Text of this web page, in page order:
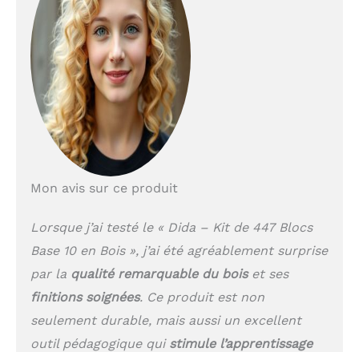
différente, facilitant la
compréhension des
concepts
mathématiques pour
des classes entières
d'élèves 🖐
Tactile avec des Blocs:
Ce kit offre une
expérience tactile
mathématiques Il est
en bois de haute
une boîte en bois
robuste, idéale pour
une utilisation en milieu
scolaire où la
manipulation directe
des matériaux peut
Mon avis sur ce produit
Lorsque j’ai testé le « Dida – Kit de 447 Blocs
Base 10 en Bois », j’ai été agréablement surprise
par la qualité remarquable du boiset ses
finitions soignées. Ce produit est non
seulement durable, mais aussi un excellent
outil pédagogique qui stimule l’apprentissage